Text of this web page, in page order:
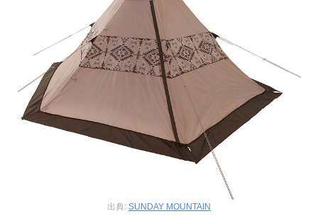
出典: SUNDAY MOUNTAIN